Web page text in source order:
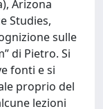
Arizona
Studies,
sulle
di Pietro. Si
fonti e si
proprio del
lezioni